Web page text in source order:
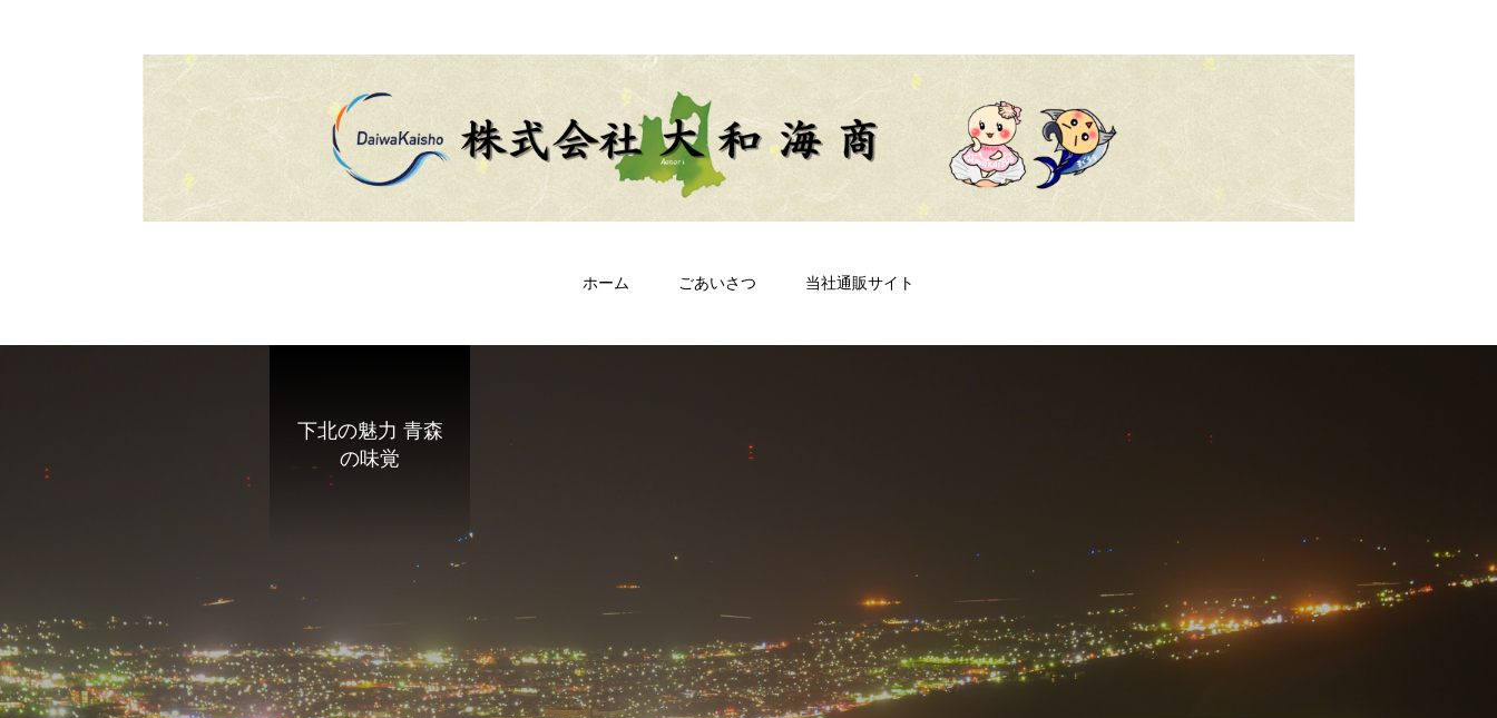
ホーム ごあいさつ 当社通販サイト
下北の魅力 青森
の味覚